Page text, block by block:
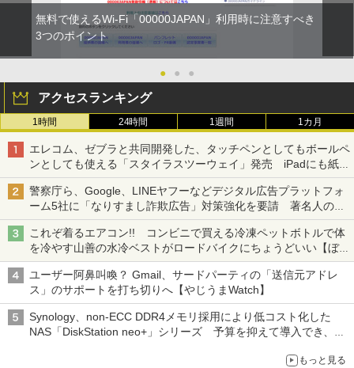
無料で使えるWi-Fi「00000JAPAN」利用時に注意すべき
3つのポイント
● ● ●
アクセスランキング
1時間 24時間 1週間 1カ月
エレコム、ゼブラと共同開発した、タッチペンとしてもボールペ
ンとしても使える「スタイラスツーウェイ」発売 iPadにも紙に
も、持ち替えずに書き込める
警察庁ら、Google、LINEヤフーなどデジタル広告プラットフォ
ーム5社に「なりすまし詐欺広告」対策強化を要請 著名人の写
真や映像を使った投資詐欺などへの対策として
これぞ着るエアコン!! コンビニで買える冷凍ペットボトルで体
を冷やす山善の水冷ベストがロードバイクにちょうどいい【ぼっ
ち・ざ・ろーど！その14】【空いた時間でなにしてる？】
ユーザー阿鼻叫喚？ Gmail、サードパーティの「送信元アドレ
ス」のサポートを打ち切りへ【やじうまWatch】
Synology、non-ECC DDR4メモリ採用により低コスト化した
NAS「DiskStation neo+」シリーズ 予算を抑えて導入でき、
もっと見る